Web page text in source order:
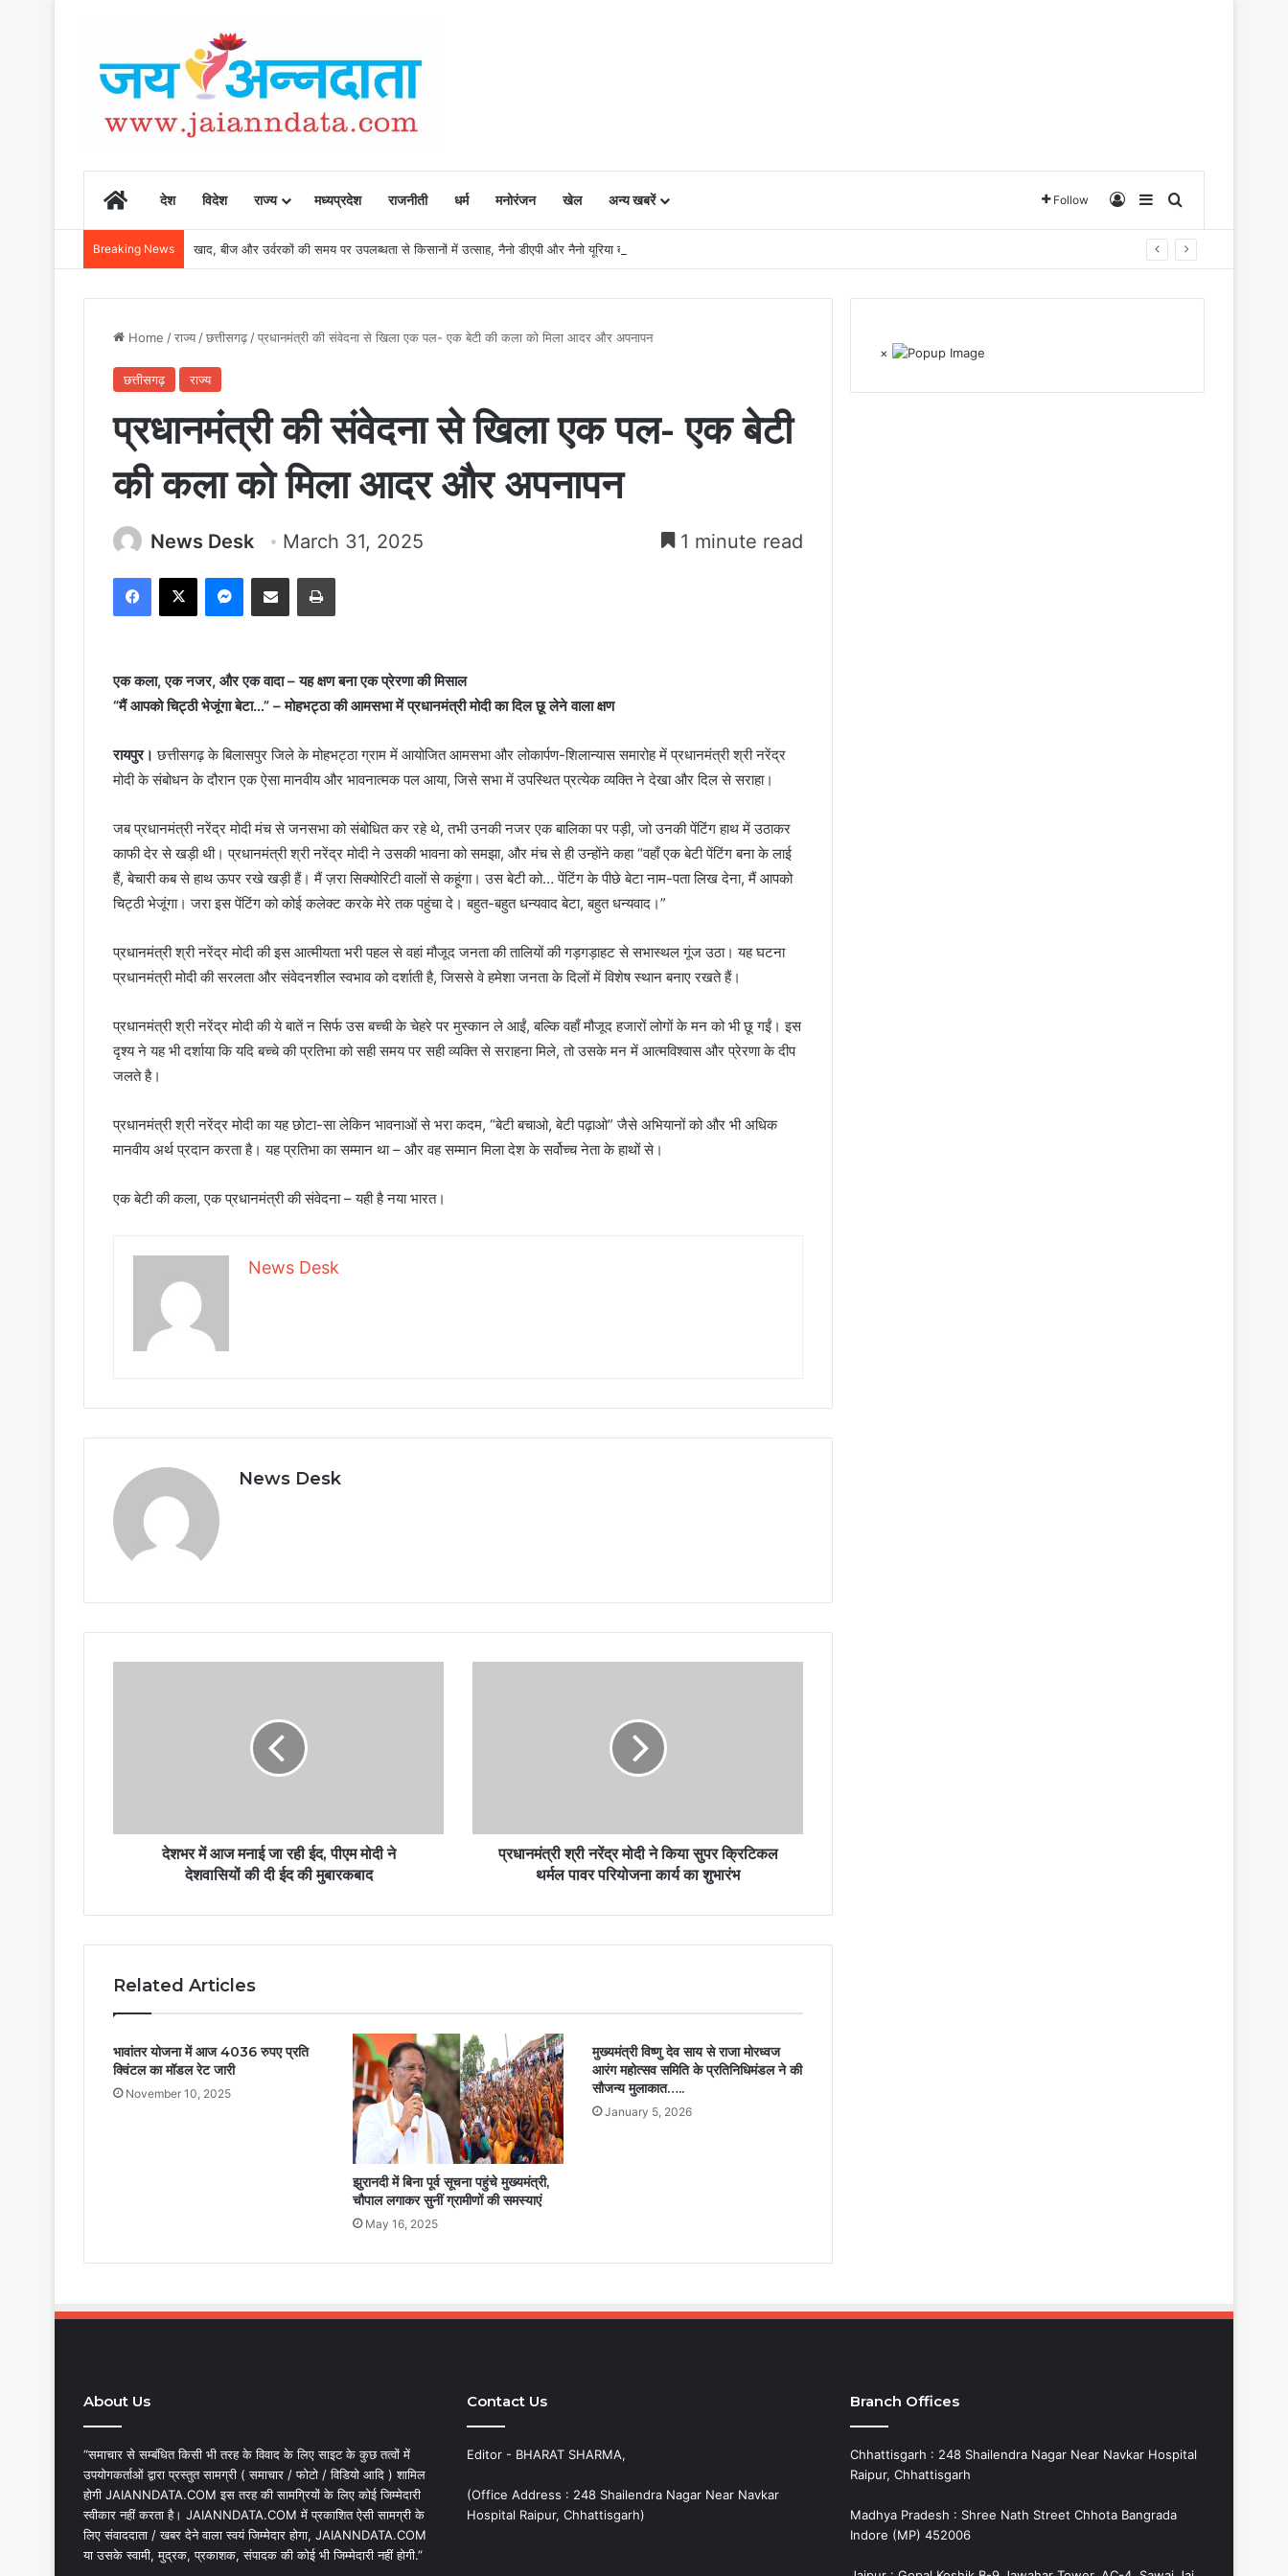
Homeदेश विदेश राज्य मध्यप्रदेश राजनीती धर्म मनोरंजन खेल अन्य खबरें Follow Log InSidebarSearch for
Breaking News खाद, बीज और उर्वरकों की समय पर उपलब्धता से किसानों में उत्साह, नैनो डीएपी और नैनो यूरिया बने किसानों के भरोसेमंद कृषि साथी…..
Home /राज्य/छत्तीसगढ़/प्रधानमंत्री की संवेदना से खिला एक पल- एक बेटी की कला को मिला आदर और अपनापन
छत्तीसगढ़ राज्य
प्रधानमंत्री की संवेदना से खिला एक पल- एक बेटी
की कला को मिला आदर और अपनापन
News Desk March 31, 2025 1 minute read
Facebook
X Messenger
Share via Email Print
एक कला, एक नजर, और एक वादा – यह क्षण बना एक प्रेरणा की मिसाल
“मैं आपको चिट्ठी भेजूंगा बेटा…” – मोहभट्ठा की आमसभा में प्रधानमंत्री मोदी का दिल छू लेने वाला क्षण
रायपुर। छत्तीसगढ़ के बिलासपुर जिले के मोहभट्ठा ग्राम में आयोजित आमसभा और लोकार्पण-शिलान्यास समारोह में प्रधानमंत्री श्री नरेंद्र
मोदी के संबोधन के दौरान एक ऐसा मानवीय और भावनात्मक पल आया, जिसे सभा में उपस्थित प्रत्येक व्यक्ति ने देखा और दिल से सराहा।
जब प्रधानमंत्री नरेंद्र मोदी मंच से जनसभा को संबोधित कर रहे थे, तभी उनकी नजर एक बालिका पर पड़ी, जो उनकी पेंटिंग हाथ में उठाकर
काफी देर से खड़ी थी। प्रधानमंत्री श्री नरेंद्र मोदी ने उसकी भावना को समझा, और मंच से ही उन्होंने कहा “वहाँ एक बेटी पेंटिंग बना के लाई
हैं, बेचारी कब से हाथ ऊपर रखे खड़ी हैं। मैं ज़रा सिक्योरिटी वालों से कहूंगा। उस बेटी को… पेंटिंग के पीछे बेटा नाम-पता लिख देना, मैं आपको
चिट्ठी भेजूंगा। जरा इस पेंटिंग को कोई कलेक्ट करके मेरे तक पहुंचा दे। बहुत-बहुत धन्यवाद बेटा, बहुत धन्यवाद।”
प्रधानमंत्री श्री नरेंद्र मोदी की इस आत्मीयता भरी पहल से वहां मौजूद जनता की तालियों की गड़गड़ाहट से सभास्थल गूंज उठा। यह घटना
प्रधानमंत्री मोदी की सरलता और संवेदनशील स्वभाव को दर्शाती है, जिससे वे हमेशा जनता के दिलों में विशेष स्थान बनाए रखते हैं।
प्रधानमंत्री श्री नरेंद्र मोदी की ये बातें न सिर्फ उस बच्ची के चेहरे पर मुस्कान ले आईं, बल्कि वहाँ मौजूद हजारों लोगों के मन को भी छू गईं। इस
दृश्य ने यह भी दर्शाया कि यदि बच्चे की प्रतिभा को सही समय पर सही व्यक्ति से सराहना मिले, तो उसके मन में आत्मविश्वास और प्रेरणा के दीप
जलते है।
प्रधानमंत्री श्री नरेंद्र मोदी का यह छोटा-सा लेकिन भावनाओं से भरा कदम, “बेटी बचाओ, बेटी पढ़ाओ” जैसे अभियानों को और भी अधिक
मानवीय अर्थ प्रदान करता है। यह प्रतिभा का सम्मान था – और वह सम्मान मिला देश के सर्वोच्च नेता के हाथों से।
एक बेटी की कला, एक प्रधानमंत्री की संवेदना – यही है नया भारत।
News Desk
News Desk
देशभर में आज मनाई जा रही ईद, पीएम मोदी ने
देशवासियों की दी ईद की मुबारकबाद
प्रधानमंत्री श्री नरेंद्र मोदी ने किया सुपर क्रिटिकल
थर्मल पावर परियोजना कार्य का शुभारंभ
Related Articles
भावांतर योजना में आज 4036 रुपए प्रति
क्विंटल का मॉडल रेट जारी
November 10, 2025
झुरानदी में बिना पूर्व सूचना पहुंचे मुख्यमंत्री,
चौपाल लगाकर सुनीं ग्रामीणों की समस्याएं
May 16, 2025
मुख्यमंत्री विष्णु देव साय से राजा मोरध्वज
आरंग महोत्सव समिति के प्रतिनिधिमंडल ने की
सौजन्य मुलाकात…..
January 5, 2026
×
About Us
“समाचार से सम्बंधित किसी भी तरह के विवाद के लिए साइट के कुछ तत्वों में
उपयोगकर्ताओं द्वारा प्रस्तुत सामग्री ( समाचार / फोटो / विडियो आदि ) शामिल
होगी JAIANNDATA.COM इस तरह की सामग्रियों के लिए कोई जिम्मेदारी
स्वीकार नहीं करता है। JAIANNDATA.COM में प्रकाशित ऐसी सामग्री के
लिए संवाददाता / खबर देने वाला स्वयं जिम्मेदार होगा, JAIANNDATA.COM
या उसके स्वामी, मुद्रक, प्रकाशक, संपादक की कोई भी जिम्मेदारी नहीं होगी.”
Contact Us
Editor - BHARAT SHARMA,
(Office Address : 248 Shailendra Nagar Near Navkar
Hospital Raipur, Chhattisgarh)
Branch Offices
Chhattisgarh : 248 Shailendra Nagar Near Navkar Hospital
Raipur, Chhattisgarh
Madhya Pradesh : Shree Nath Street Chhota Bangrada
Indore (MP) 452006